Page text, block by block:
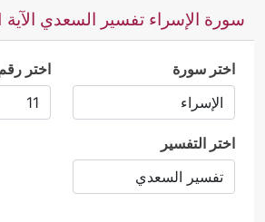
سورة الإسراء تفسير السعدي الآية 11
اختر سورة اختر رقم
اختر التفسير